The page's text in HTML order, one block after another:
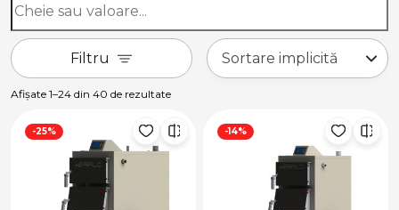
Filtru
Afișate 1–24 din 40 de rezultate
-25% -14%